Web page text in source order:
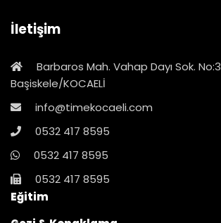
İletişim
Barbaros Mah. Vahap Dayı Sok. No:3
Başiskele/KOCAELİ
info@timekocaeli.com
0532 417 8595
0532 417 8595
0532 417 8595
Eğitim